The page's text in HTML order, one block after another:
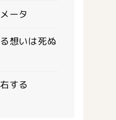
ータ
想いは死ぬ
する